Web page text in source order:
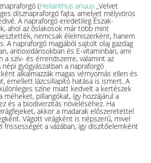
(Helianthus anuus „Velvet
dísznapraforgó fajta, amelyet mélyvörös
A napraforgó eredetileg Észak-
ahol az őslakosok már több mint
nemcsak élelmiszerként, hanem
​A napraforgó magjából sajtolt olaj gazdag
antioxidánsokban és E-vitaminban, ami
a szív- és érrendszerre, valamint az
népi gyógyászatban a napraforgó
alkalmazzák magas vérnyomás ellen és
emellett lázcsillapító hatása is ismert.A
különleges színe miatt kedvelt a kertészek
méheket, pillangókat, így hozzájárul a
és a biodiverzitás növeléséhez. Ha
akkor a madarak előszeretettel
Vágott virágként is népszerű, mivel
frissességét a vázában, így díszítőelemként